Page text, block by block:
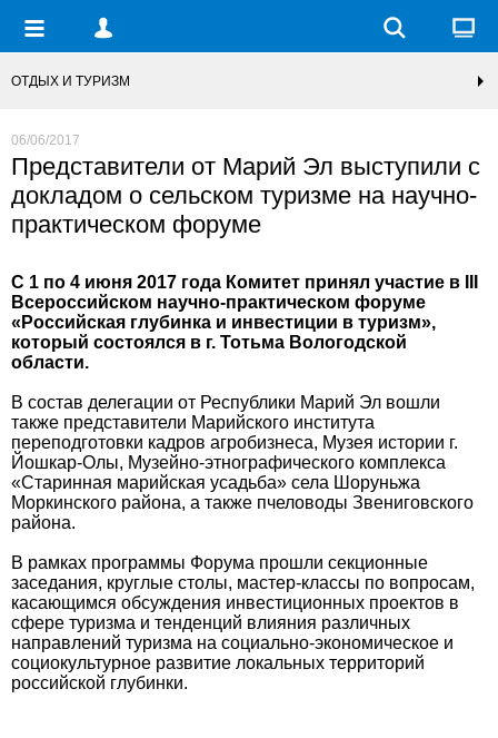
ОТДЫХ И ТУРИЗМ
06/06/2017
Представители от Марий Эл выступили с
докладом о сельском туризме на научно-
практическом форуме
С 1 по 4 июня 2017 года Комитет принял участие в III
Всероссийском научно-практическом форуме
«Российская глубинка и инвестиции в туризм»,
который состоялся в г. Тотьма Вологодской
области.
В состав делегации от Республики Марий Эл вошли
также представители Марийского института
переподготовки кадров агробизнеса, Музея истории г.
Йошкар-Олы, Музейно-этнографического комплекса
«Старинная марийская усадьба» села Шоруньжа
Моркинского района, а также пчеловоды Звениговского
района.
В рамках программы Форума прошли секционные
заседания, круглые столы, мастер-классы по вопросам,
касающимся обсуждения инвестиционных проектов в
сфере туризма и тенденций влияния различных
направлений туризма на социально-экономическое и
социокультурное развитие локальных территорий
российской глубинки.